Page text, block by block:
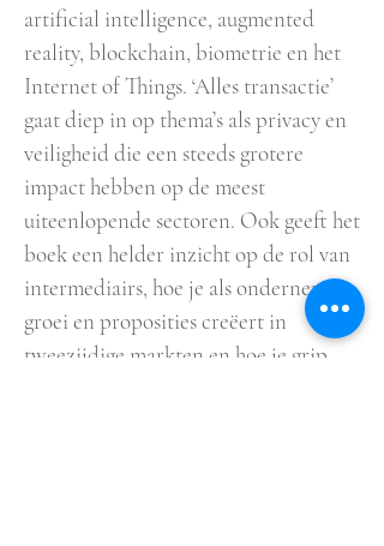
artificial intelligence, augmented
reality, blockchain, biometrie en het
Internet of Things. ‘Alles transactie’
gaat diep in op thema’s als privacy en
veiligheid die een steeds grotere
impact hebben op de meest
uiteenlopende sectoren. Ook geeft het
boek een helder inzicht op de rol van
intermediairs, hoe je als ondernemer
groei en proposities creëert in
tweezijdige markten en hoe je grip